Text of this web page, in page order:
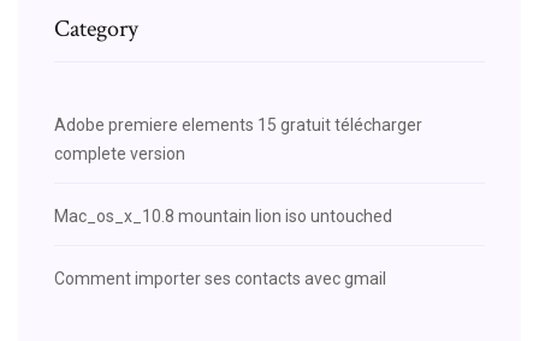
Category
Adobe premiere elements 15 gratuit télécharger
complete version
Mac_os_x_10.8 mountain lion iso untouched
Comment importer ses contacts avec gmail